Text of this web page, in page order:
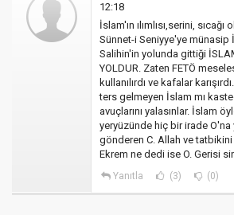
12:18
İslam'ın ılımlısı,serini,
Sünnet-i Seniyye'ye münasip
Salihin'in yolunda gittiği
YOLDUR. Zaten FETÖ
kullanılırdı ve kafalar
ters gelmeyen İslam mı
avuçlarını yalasınlar. İslam
yeryüzünde hiç bir irade
gönderen C. Allah ve
Ekrem ne dedi ise O. Gerisi
Yanıtla (3) (0)